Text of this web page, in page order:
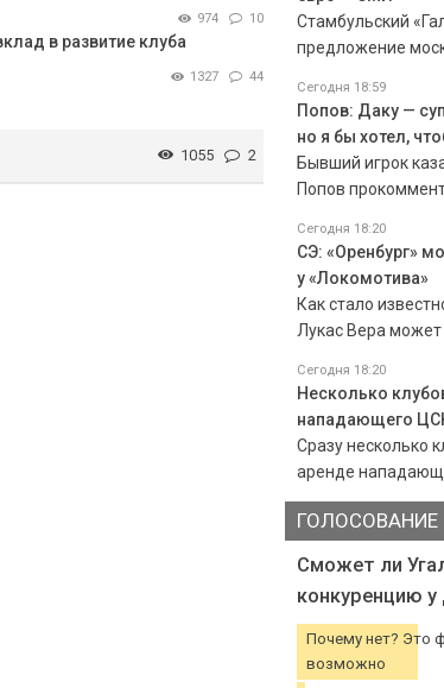
974 10
в развитие клуба
1327 44
1055 2
Стамбульский
предложение
Сегодня 18:59
Попов: Даку —
но я бы хотел,
Бывший игрок
Попов
Сегодня 18:20
СЭ: «Оренбург»
у «Локомотива»
Как стало
Лукас Вера может
Сегодня 18:20
Несколько
нападающего
Сразу несколько
аренде
ГОЛОСОВАНИЕ
Сможет ли
конкуренцию у
Почему нет? Это
возможно